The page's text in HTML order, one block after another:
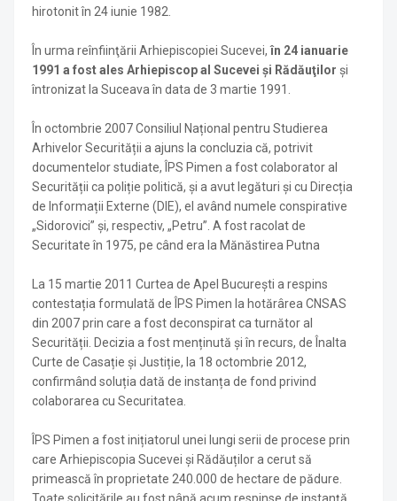
hirotonit în 24 iunie 1982.
În urma reînfiinţării Arhiepiscopiei Sucevei,în 24 ianuarie
1991 a fost ales Arhiepiscop al Sucevei şi Rădăuţilor şi
întronizat la Suceava în data de 3 martie 1991.
În octombrie 2007 Consiliul Național pentru Studierea
Arhivelor Securității a ajuns la concluzia că, potrivit
documentelor studiate, ÎPS Pimen a fost colaborator al
Securității ca poliție politică, și a avut legături și cu Direcția
de Informații Externe (DIE), el având numele conspirative
„Sidorovici” și, respectiv, „Petru”. A fost racolat de
Securitate în 1975, pe când era la Mănăstirea Putna
La 15 martie 2011 Curtea de Apel București a respins
contestația formulată de ÎPS Pimen la hotărârea CNSAS
din 2007 prin care a fost deconspirat ca turnător al
Securității. Decizia a fost menținută și în recurs, de Înalta
Curte de Casație și Justiție, la 18 octombrie 2012,
confirmând soluția dată de instanța de fond privind
colaborarea cu Securitatea.
ÎPS Pimen a fost inițiatorul unei lungi serii de procese prin
care Arhiepiscopia Sucevei și Rădăuților a cerut să
primească în proprietate 240.000 de hectare de pădure.
Toate solicitările au fost până acum respinse de instanță.